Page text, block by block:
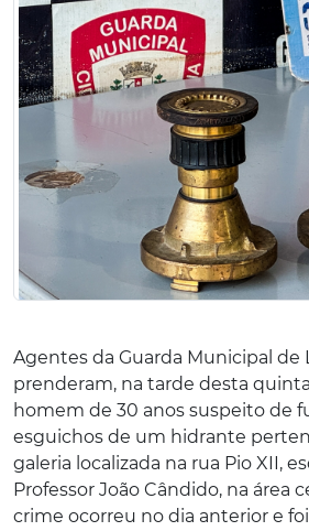
Agentes da Guarda Municipal de
prenderam, na tarde desta
homem de 30 anos suspeito de
esguichos de um hidrante
galeria localizada na rua Pio XII,
Professor João Cândido, na área
crime ocorreu no dia anterior e